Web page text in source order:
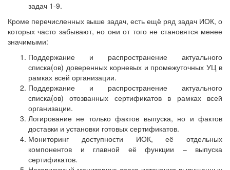
задач 1-9.
Кроме перечисленных выше задач, есть ещё ряд задач ИОК, о
которых часто забывают, но они от того не становятся менее
значимыми:
Поддержание и распространение актуального
списка(ов) доверенных корневых и промежуточных УЦ в
рамках всей организации.
Поддержание и распространение актуального
списка(ов) отозванных сертификатов в рамках всей
организации.
Логирование не только фактов выпуска, но и фактов
доставки и установки готовых сертификатов.
Мониторинг доступности ИОК, её отдельных
компонентов и главной её функции – выпуска
сертификатов.